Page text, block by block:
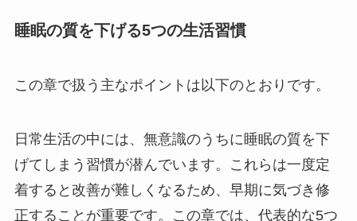
睡眠の質を下げる5つの生活習慣
この章で扱う主なポイントは以下のとおりです。
日常生活の中には、無意識のうちに睡眠の質を下
げてしまう習慣が潜んでいます。これらは一度定
着すると改善が難しくなるため、早期に気づき修
正することが重要です。この章では、代表的な5つ